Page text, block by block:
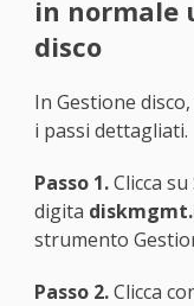
in normale
disco
In Gestione
i passi dettagliati.
Passo 1.Clicca su
digita
strumento
Passo 2.Clicca